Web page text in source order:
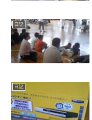
日記
日記